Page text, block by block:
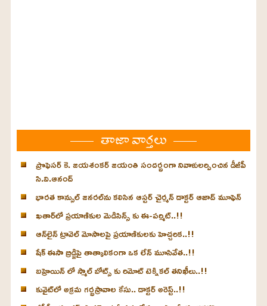
తాజా వార్తలు
ప్రొఫెసర్ కె. జయశంకర్ జయంతి సందర్భంగా నివాళులర్పించిన డీజీపీ
సి.వి.ఆనంద్
భారత కాన్సుల్ జనరల్‌ను కలిసిన ఆస్టర్ చైర్మన్ డాక్టర్ ఆజాద్ మూఫెన్
ఖతార్‌లో ప్రయాణికుల మెడిసిన్స్ కు ఈ-పర్మిట్..!!
ఆన్‌లైన్ ట్రావెల్ మోసాలపై ప్రయాణికులకు హెచ్చరిక..!!
షేక్ ఈసా బ్రిడ్జిపై తాత్కాలికంగా ఒక లేన్ మూసివేత..!!
బహ్రెయిన్ లో స్మాల్ బోట్స్ కు రిమోట్ టెక్నికల్ తనిఖీలు..!!
కువైట్‌లో అక్రమ గర్భస్రావాల కేసు.. డాక్టర్ అరెస్ట్..!!